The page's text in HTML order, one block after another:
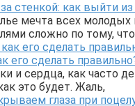
стенкой: как выйти
мечта всех молодых
сложно по тому, что
его сделать
и сердца, как часто
это будет. Жаль,